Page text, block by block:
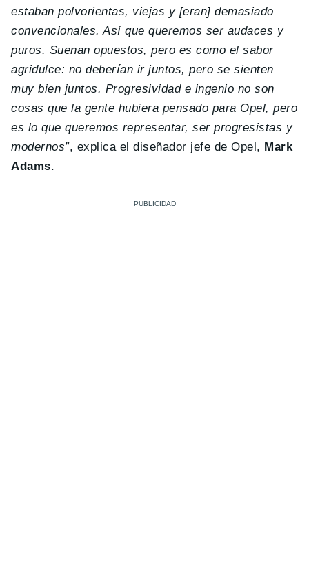
estaban polvorientas, viejas y [eran] demasiado
convencionales. Así que queremos ser audaces y
puros. Suenan opuestos, pero es como el sabor
agridulce: no deberían ir juntos, pero se sienten
muy bien juntos. Progresividad e ingenio no son
cosas que la gente hubiera pensado para Opel, pero
es lo que queremos representar, ser progresistas y
modernos”, explica el diseñador jefe de Opel, Mark
Adams.